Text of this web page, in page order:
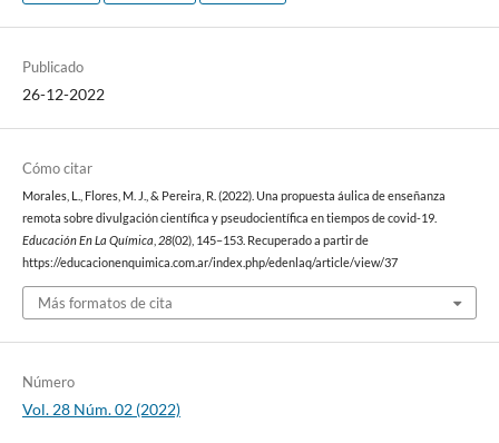
Publicado
26-12-2022
Cómo citar
Morales, L., Flores, M. J., & Pereira, R. (2022). Una propuesta áulica de enseñanza
remota sobre divulgación científica y pseudocientífica en tiempos de covid-19.
Educación En La Química,28(02), 145–153. Recuperado a partir de
https://educacionenquimica.com.ar/index.php/edenlaq/article/view/37
Más formatos de cita
Número
Vol. 28 Núm. 02 (2022)